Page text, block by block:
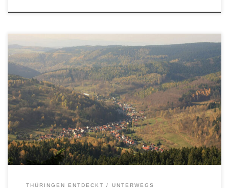
THÜRINGEN ENTDECKT UNTERWEGS